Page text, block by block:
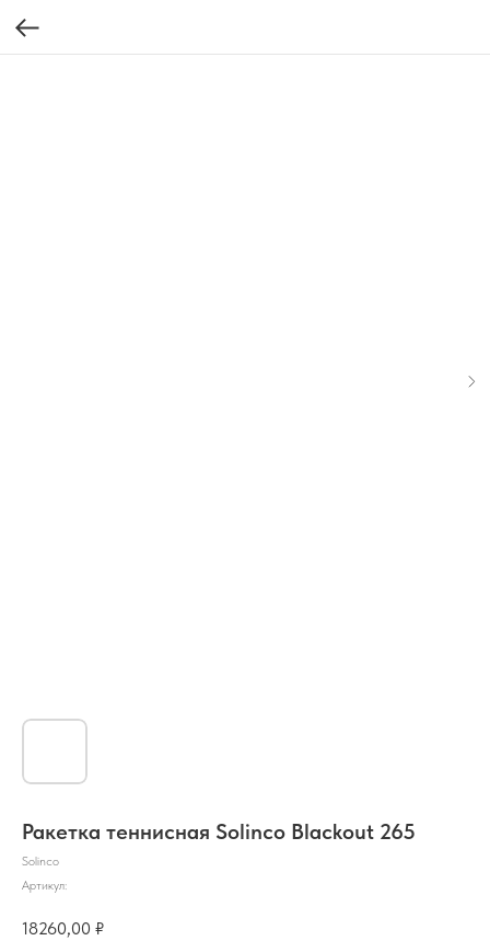
Ракетка теннисная Solinco Blackout 265
Solinco
Артикул:
18260,00 ₽